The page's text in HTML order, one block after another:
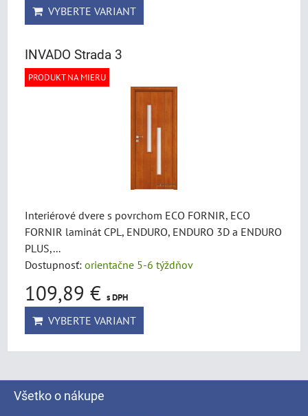
VYBERTE VARIANT
INVADO Strada 3
PRODUKT NA MIERU
Interiérové dvere s povrchom ECO FORNIR, ECO
FORNIR laminát CPL, ENDURO, ENDURO 3D a ENDURO
PLUS,...
Dostupnosť: orientačne 5-6 týždňov
109,89 € s DPH
VYBERTE VARIANT
Všetko o nákupe